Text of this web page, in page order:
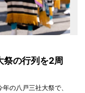
祭の行列を2周
の八戸三社大祭で、